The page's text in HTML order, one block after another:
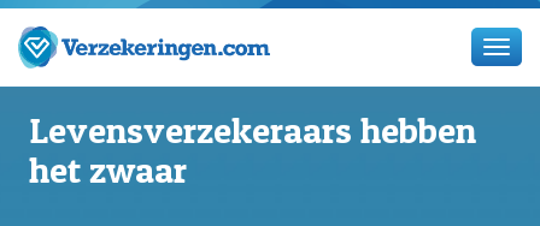
Levensverzekeraars hebben
het zwaar